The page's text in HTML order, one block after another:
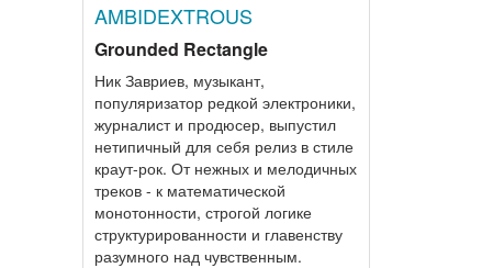
AMBIDEXTROUS
Grounded Rectangle
Ник Завриев, музыкант,
популяризатор редкой электроники,
журналист и продюсер, выпустил
нетипичный для себя релиз в стиле
краут-рок. От нежных и мелодичных
треков - к математической
монотонности, строгой логике
структурированности и главенству
разумного над чувственным.